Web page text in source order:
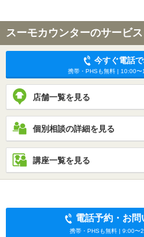
スーモカウンターのサービス
今すぐ電話
携帯・PHSも無料 | 10:00
店舗一覧を見る
個別相談の詳細を見る
講座一覧を見る
電話予約・お問
携帯・PHSも無料 | 9:00〜